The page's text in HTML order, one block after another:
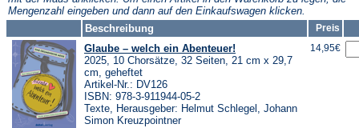
Mengenzahl eingeben und dann auf den Einkaufswagen klicken.
Beschreibung
Preis
Glaube – welch ein Abenteuer!
2025, 10 Chorsätze, 32 Seiten, 21 cm x 29,7
cm, geheftet
Artikel-Nr.: DV126
ISBN: 978-3-911944-05-2
Texte, Herausgeber: Helmut Schlegel, Johann
Simon Kreuzpointner
14,95€